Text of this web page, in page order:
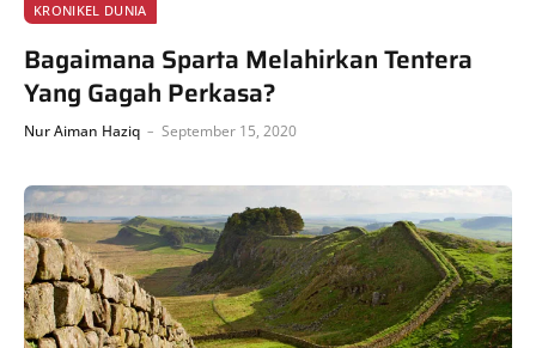
KRONIKEL DUNIA
Bagaimana Sparta Melahirkan Tentera
Yang Gagah Perkasa?
Nur Aiman Haziq September 15, 2020